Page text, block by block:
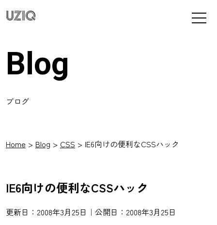
UZIQ
Blog
ブログ
Home Blog CSS IE6向けの便利なCSSハック
IE6向けの便利なCSSハック
更新日：2008年3月25日｜公開日：2008年3月25日